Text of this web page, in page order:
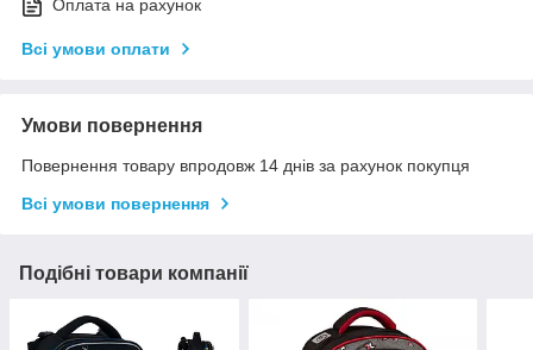
Оплата на рахунок
Всі умови оплати
Умови повернення
Повернення товару впродовж 14 днів за рахунок покупця
Всі умови повернення
Подібні товари компанії